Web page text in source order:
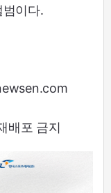
이다.
배포 금지